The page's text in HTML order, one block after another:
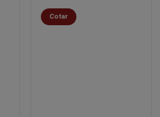
Cotar